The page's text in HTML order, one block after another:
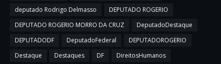
deputado Rodrigo Delmasso
DEPUTADO ROGERIO
DEPUTADO ROGERIO MORRO DA CRUZ
DeputadoDestaque
DEPUTADODF
DeputadoFederal
DEPUTADOROGERIO
Destaque
Destaques DF
DireitosHumanos